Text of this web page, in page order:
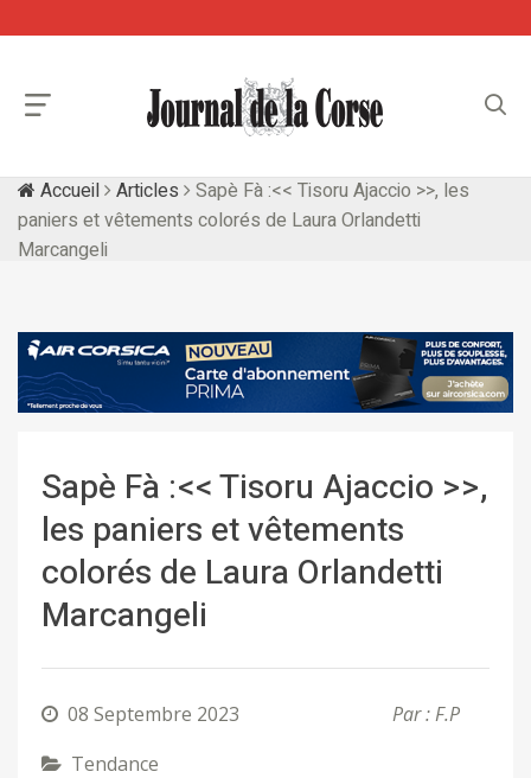
Accueil Articles
Sapè Fà :<< Tisoru Ajaccio >>, les
paniers et vêtements colorés de Laura Orlandetti
Marcangeli
Sapè Fà :<< Tisoru Ajaccio >>,
les paniers et vêtements
colorés de Laura Orlandetti
Marcangeli
08 Septembre 2023
Par : F.P
Tendance